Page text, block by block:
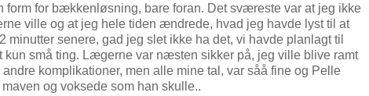
form for bækkenløsning, bare foran. Det sværeste var at jeg ikke
ville og at jeg hele tiden ændrede, hvad jeg havde lyst til at
minutter senere, gad jeg slet ikke ha det, vi havde planlagt til
kun små ting. Lægerne var næsten sikker på, jeg ville blive ramt
komplikationer, men alle mine tal, var såå fine og Pelle
og voksede som han skulle..